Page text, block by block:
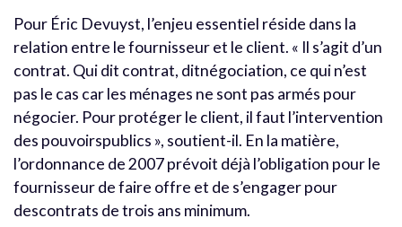
Pour Éric Devuyst, l’enjeu essentiel réside dans la
relation entre le fournisseur et le client. « Il s’agit d’un
contrat. Qui dit contrat, ditnégociation, ce qui n’est
pas le cas car les ménages ne sont pas armés pour
négocier. Pour protéger le client, il faut l’intervention
des pouvoirspublics », soutient-il. En la matière,
l’ordonnance de 2007 prévoit déjà l’obligation pour le
fournisseur de faire offre et de s’engager pour
descontrats de trois ans minimum.